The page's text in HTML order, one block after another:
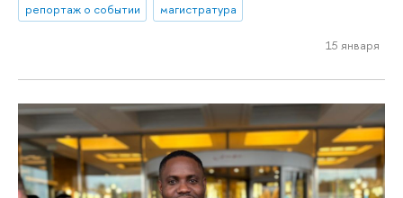
репортаж о событии
магистратура
15 января